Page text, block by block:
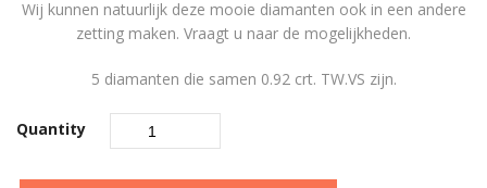
Wij kunnen natuurlijk deze mooie diamanten ook in een andere
zetting maken. Vraagt u naar de mogelijkheden.
5 diamanten die samen 0.92 crt. TW.VS zijn.
Quantity